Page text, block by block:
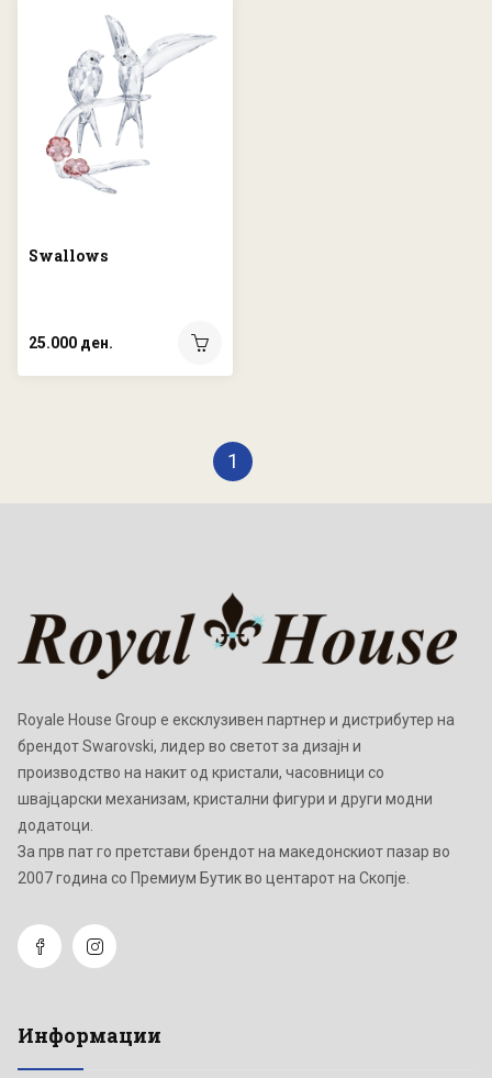
Swallows
25.000 ден.
1
Royale House Group е ексклузивен партнер и дистрибутер на
брендот Swarovski, лидер во светот за дизајн и
производство на накит од кристали, часовници со
швајцарски механизам, кристални фигури и други модни
додатоци.
Зa прв пат го претстави брендот на македонскиот пазар во
2007 година со Премиум Бутик во центарот на Скопје.
Информации